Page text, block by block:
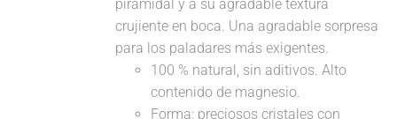
piramidal y a su agradable textura
crujiente en boca. Una agradable sorpresa
para los paladares más exigentes.
100 % natural, sin aditivos. Alto
contenido de magnesio.
Forma: preciosos cristales con